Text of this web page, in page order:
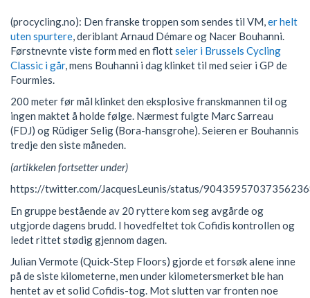
(procycling.no): Den franske troppen som sendes til VM, er helt
uten spurtere , deriblant Arnaud Démare og Nacer Bouhanni.
Førstnevnte viste form med en flottseier i Brussels Cycling
Classic i går, mens Bouhanni i dag klinket til med seier i GP de
Fourmies.
200 meter før mål klinket den eksplosive franskmannen til og
ingen maktet å holde følge. Nærmest fulgte Marc Sarreau
(FDJ) og Rüdiger Selig (Bora-hansgrohe). Seieren er Bouhannis
tredje den siste måneden.
(artikkelen fortsetter under)
https://twitter.com/JacquesLeunis/status/
En gruppe bestående av 20 ryttere kom seg avgårde og
utgjorde dagens brudd. I hovedfeltet tok Cofidis kontrollen og
ledet rittet stødig gjennom dagen.
Julian Vermote (Quick-Step Floors) gjorde et forsøk alene inne
på de siste kilometerne, men under kilometersmerket ble han
hentet av et solid Cofidis-tog. Mot slutten var fronten noe